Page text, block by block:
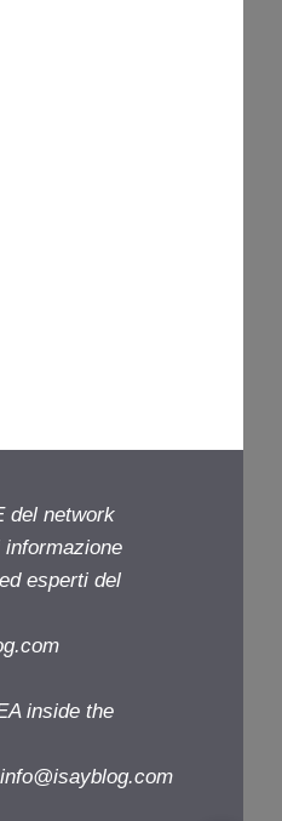
del network
esperti del
inside the
info@isayblog.com